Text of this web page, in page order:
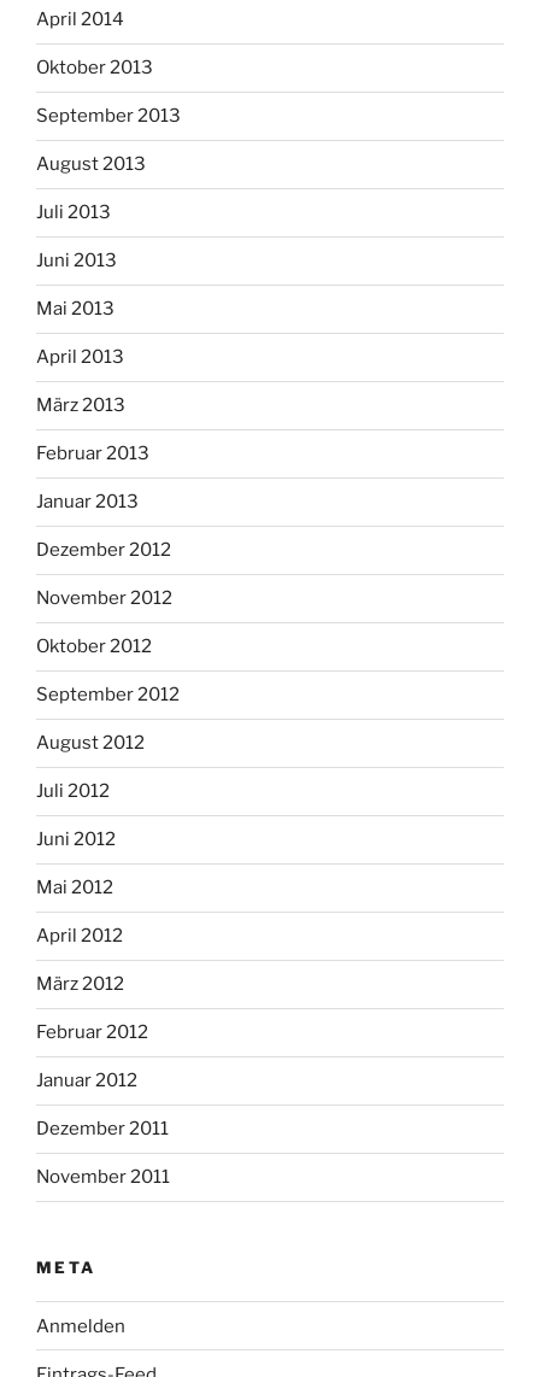
April 2014
Oktober 2013
September 2013
August 2013
Juli 2013
Juni 2013
Mai 2013
April 2013
März 2013
Februar 2013
Januar 2013
Dezember 2012
November 2012
Oktober 2012
September 2012
August 2012
Juli 2012
Juni 2012
Mai 2012
April 2012
März 2012
Februar 2012
Januar 2012
Dezember 2011
November 2011
META
Anmelden